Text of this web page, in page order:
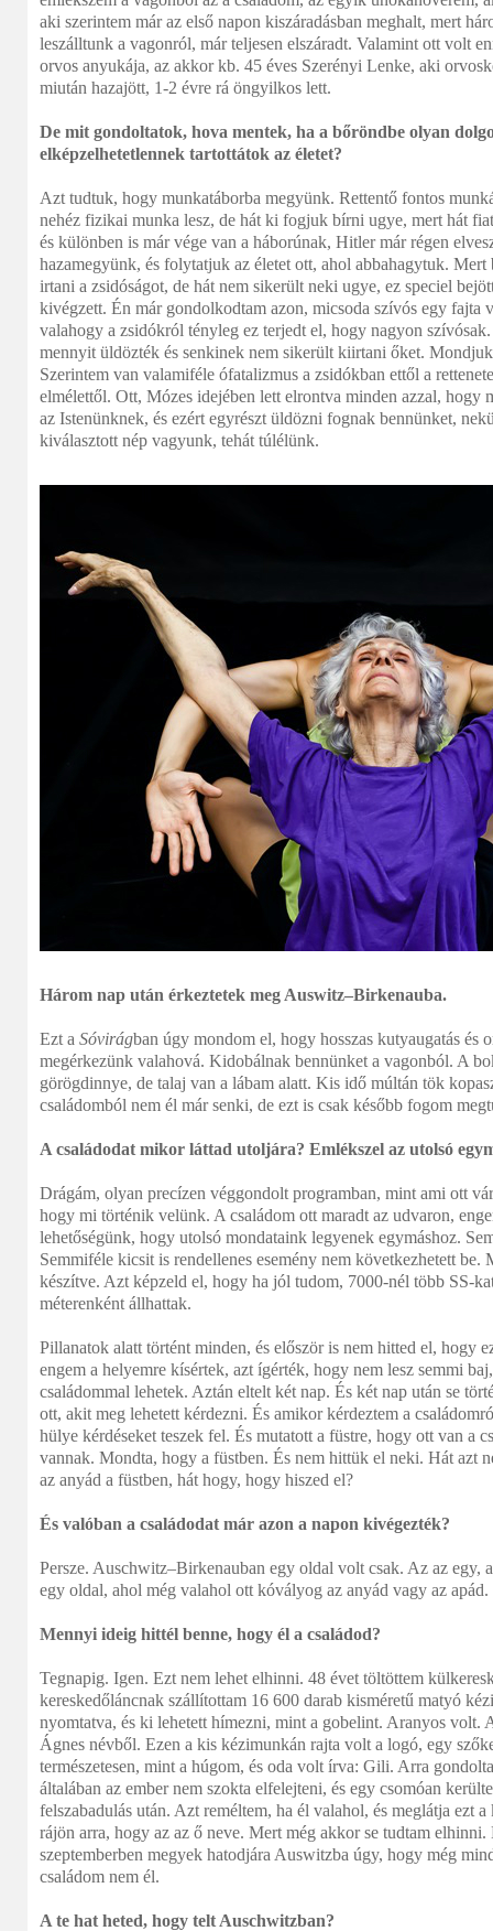
aki szerintem már az első napon kiszáradásban meghalt, mert
leszálltunk a vagonról, már teljesen elszáradt. Valamint ott volt
orvos anyukája, az akkor kb. 45 éves Szerényi Lenke, aki
miután hazajött, 1-2 évre rá öngyilkos lett.
De mit gondoltatok, hova mentek, ha a bőröndbe olyan
elképzelhetetlennek tartottátok az életet?
Azt tudtuk, hogy munkatáborba megyünk. Rettentő fontos
nehéz fizikai munka lesz, de hát ki fogjuk bírni ugye, mert hát
és különben is már vége van a háborúnak, Hitler már régen
hazamegyünk, és folytatjuk az életet ott, ahol abbahagytuk.
irtani a zsidóságot, de hát nem sikerült neki ugye, ez speciel
kivégzett. Én már gondolkodtam azon, micsoda szívós egy fajta
valahogy a zsidókról tényleg ez terjedt el, hogy nagyon
mennyit üldözték és senkinek nem sikerült kiirtani őket.
Szerintem van valamiféle ófatalizmus a zsidókban ettől a
elmélettől. Ott, Mózes idejében lett elrontva minden azzal, hogy
az Istenünknek, és ezért egyrészt üldözni fognak bennünket,
kiválasztott nép vagyunk, tehát túlélünk.
Három nap után érkeztetek meg Auswitz–Birkenauba.
Ezt a Sóvirágban úgy mondom el, hogy hosszas kutyaugatás és
megérkezünk valahová. Kidobálnak bennünket a vagonból. A
görögdinnye, de talaj van a lábam alatt. Kis idő múltán tök
családomból nem él már senki, de ezt is csak később fogom
A családodat mikor láttad utoljára? Emlékszel az utolsó
Drágám, olyan precízen véggondolt programban, mint ami ott
hogy mi történik velünk. A családom ott maradt az udvaron,
lehetőségünk, hogy utolsó mondataink legyenek egymáshoz.
Semmiféle kicsit is rendellenes esemény nem következhetett be.
készítve. Azt képzeld el, hogy ha jól tudom, 7000-nél több SS-
méterenként állhattak.
Pillanatok alatt történt minden, és először is nem hitted el, hogy
engem a helyemre kísértek, azt ígérték, hogy nem lesz semmi
családommal lehetek. Aztán eltelt két nap. És két nap után se
ott, akit meg lehetett kérdezni. És amikor kérdeztem a
hülye kérdéseket teszek fel. És mutatott a füstre, hogy ott van a
vannak. Mondta, hogy a füstben. És nem hittük el neki. Hát azt
az anyád a füstben, hát hogy, hogy hiszed el?
És valóban a családodat már azon a napon kivégezték?
Persze. Auschwitz–Birkenauban egy oldal volt csak. Az az egy,
egy oldal, ahol még valahol ott kóvályog az anyád vagy az
Mennyi ideig hittél benne, hogy él a családod?
Tegnapig. Igen. Ezt nem lehet elhinni. 48 évet töltöttem
kereskedőláncnak szállítottam 16 600 darab kisméretű matyó
nyomtatva, és ki lehetett hímezni, mint a gobelint. Aranyos volt.
Ágnes névből. Ezen a kis kézimunkán rajta volt a logó, egy
természetesen, mint a húgom, és oda volt írva: Gili. Arra
általában az ember nem szokta elfelejteni, és egy csomóan
felszabadulás után. Azt reméltem, ha él valahol, és meglátja ezt
rájön arra, hogy az az ő neve. Mert még akkor se tudtam elhinni.
szeptemberben megyek hatodjára Auswitzba úgy, hogy még
családom nem él.
A te hat heted, hogy telt Auschwitzban?